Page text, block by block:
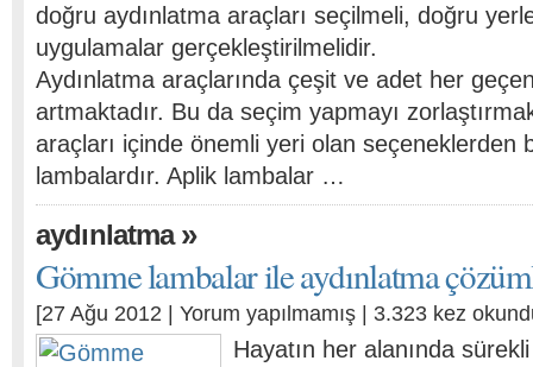
doğru aydınlatma araçları seçilmeli, doğru
uygulamalar gerçekleştirilmelidir.
Aydınlatma araçlarında çeşit ve adet her
artmaktadır. Bu da seçim yapmayı
araçları içinde önemli yeri olan seçeneklerden
lambalardır. Aplik lambalar …
aydınlatma»
Gömme lambalar ile aydınlatma
[27 Ağu 2012 | Yorum yapılmamış | 3.323 kez
Hayatın her alanında